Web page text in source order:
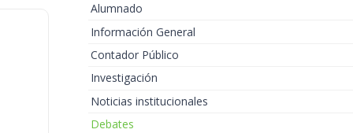
Alumnado
Información General
Contador Público
Investigación
Noticias institucionales
Debates